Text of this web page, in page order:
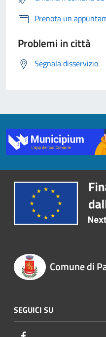
Prenota un
Problemi in città
Segnala disservizio
Comune di
SEGUICI SU